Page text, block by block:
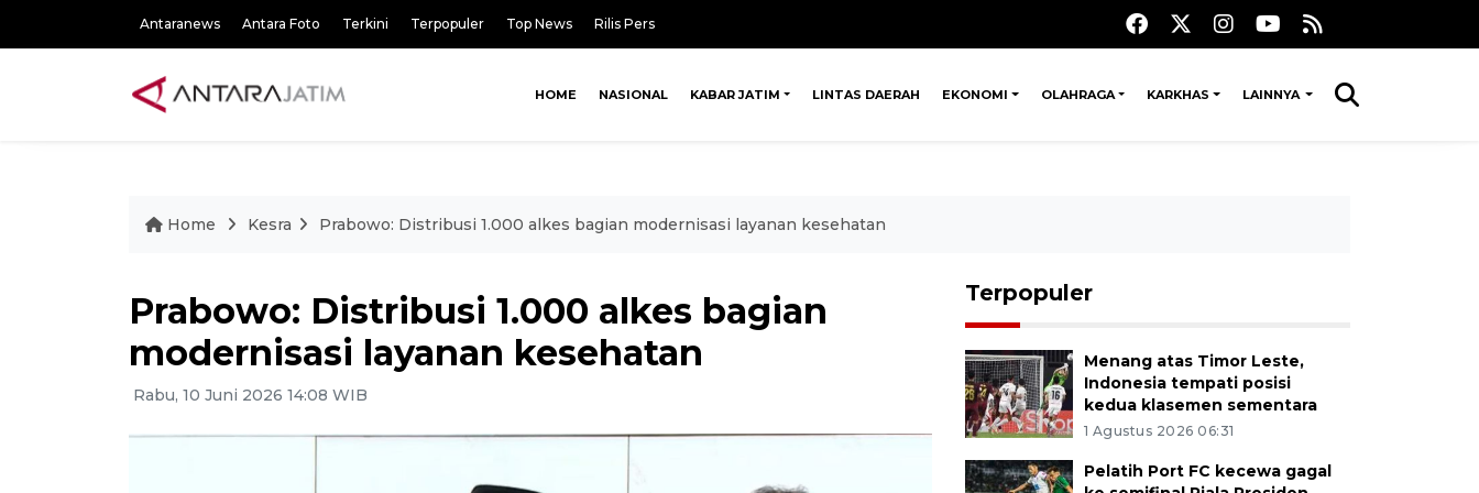
Antaranews Antara Foto Terkini Terpopuler Top News Rilis Pers
HOME NASIONAL KABAR JATIM LINTAS DAERAH EKONOMI OLAHRAGA KARKHAS LAINNYA
Home Kesra Prabowo: Distribusi 1.000 alkes bagian modernisasi layanan kesehatan
Prabowo: Distribusi 1.000 alkes bagian
modernisasi layanan kesehatan
Rabu, 10 Juni 2026 14:08 WIB
Terpopuler
Menang atas Timor Leste,
Indonesia tempati posisi
kedua klasemen sementara
1 Agustus 2026 06:31
Pelatih Port FC kecewa gagal